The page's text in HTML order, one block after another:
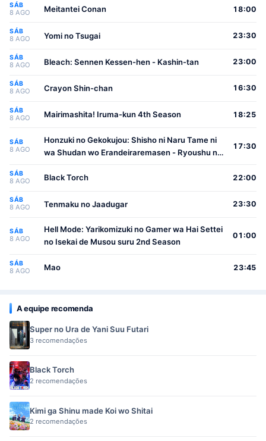
SÁB
8 AGO Meitantei Conan 18:00
SÁB
8 AGO Yomi no Tsugai 23:30
SÁB
8 AGO Bleach: Sennen Kessen-hen - Kashin-tan 23:00
SÁB
8 AGO Crayon Shin-chan 16:30
SÁB
8 AGO Mairimashita! Iruma-kun 4th Season 18:25
SÁB
8 AGO
Honzuki no Gekokujou: Shisho ni Naru Tame ni
wa Shudan wo Erandeiraremasen - Ryoushu no
17:30
SÁB
8 AGO Black Torch 22:00
SÁB
8 AGO Tenmaku no Jaadugar 23:30
SÁB
8 AGO
Hell Mode: Yarikomizuki no Gamer wa Hai Settei
no Isekai de Musou suru 2nd Season
01:00
SÁB
8 AGO Mao 23:45
A equipe recomenda
Super no Ura de Yani Suu Futari
3 recomendações
Black Torch
2 recomendações
Kimi ga Shinu made Koi wo Shitai
2 recomendações